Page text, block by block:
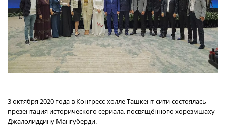
3 октября 2020 года в Конгресс-холле Ташкент-сити состоялась
презентация исторического сериала, посвящённого хорезмшаху
Джалолиддину Мангуберди.